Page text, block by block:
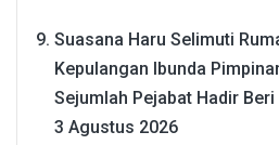
Suasana Haru Selimuti
Kepulangan Ibunda
Sejumlah Pejabat Hadir
3 Agustus 2026